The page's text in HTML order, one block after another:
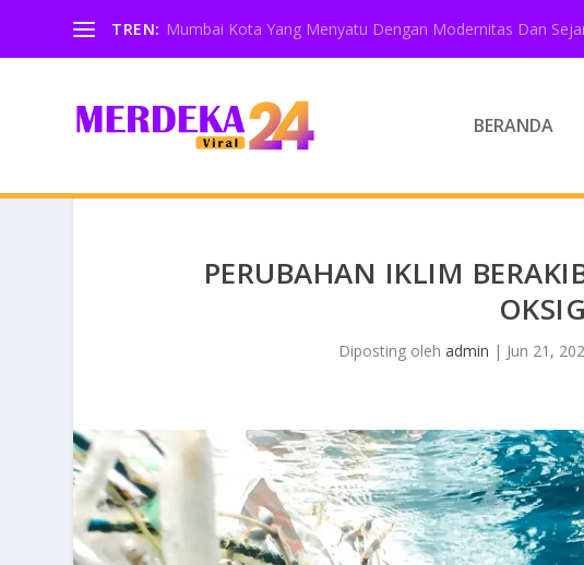
TREN: Mumbai Kota Yang Menyatu Dengan Modernitas Dan
BERANDA
PERUBAHAN IKLIM
Diposting olehadmin | Jun 21,